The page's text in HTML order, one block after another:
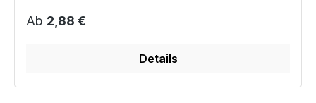
Regulärer Preis:
Ab 2,88 €
Details